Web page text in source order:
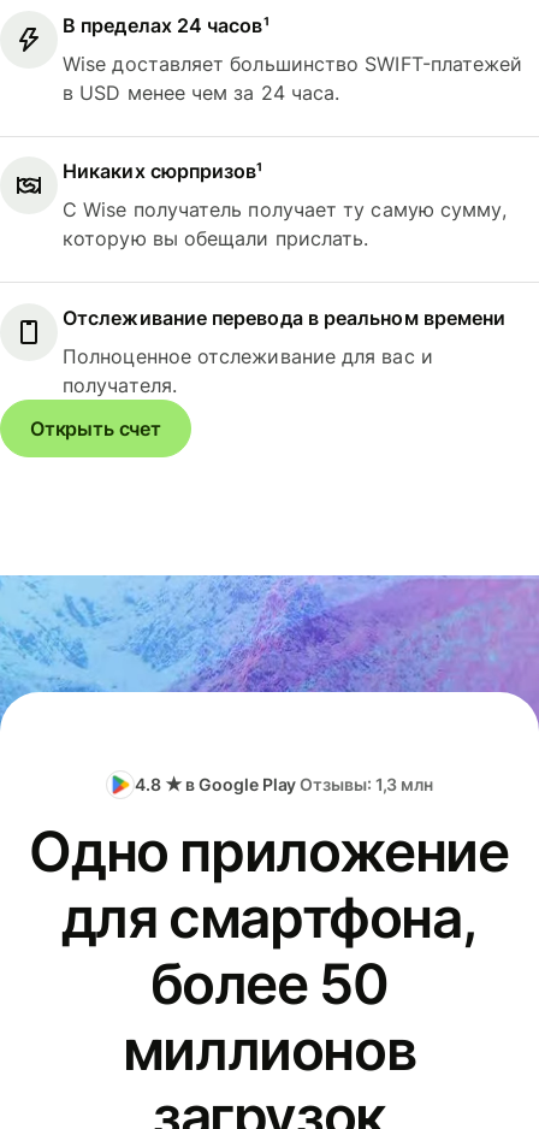
В пределах 24 часов¹
Wise доставляет большинство SWIFT-платежей
в USD менее чем за 24 часа.
Никаких сюрпризов¹
С Wise получатель получает ту самую сумму,
которую вы обещали прислать.
Отслеживание перевода в реальном времени
Полноценное отслеживание для вас и
получателя.
Открыть счет
4.8 ★ в Google PlayОтзывы: 1,3 млн
Одно приложение
для смартфона,
более 50
миллионов